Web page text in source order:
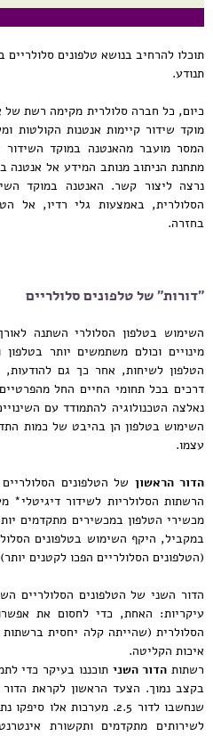
תוכלו להרחיב בנושא טלפונים סלולריים
תנודע.
כיום, כל חברה סלולרית מקימה רשת של
מוקד שידור קיימות אנטנות הקולטות
המסר מועבר מהאנטנה במוקד
מתחנת הניתוב מנותב המידע אל אנטנה
נרצה ליצור קשר. האנטנה במוקד
הסלולרית, באמצעות גלי רדיו, אל
בחזרה.
"דורות" של טלפונים סלולריים
השימוש בטלפון הסלולרי השתנה
מינויים וכולם משתמשים יותר
הטלפון לשיחות, אחר כך גם להודעות,
דרכים בכל תחומי החיים החל
נאלצה הטכנולוגיה להתמודד עם
השימוש בטלפון הן בהיבט של כמות
עצמו.
הדור הראשון של הטלפונים
הרשתות הסלולריות לשידור
מכשירי הטלפון במכשירים מתקדמים
במקביל, היקף השימוש בטלפונים
(הטלפונים הסלולריים הפכו לקטנים
הדור השני של הטלפונים הסלולריים
עיקריות: האחת, כדי לחסום את
הסלולרית (שהייתה קלה יחסית ברשתות
איכות הקליטה.
רשתות הדור השני תוכננו בעיקר כדי
בקצב נמוך. הצעד הראשון לקראת
שנחשבו לדור 2.5. מערכות
לשירותים מתקדמים ותקשורת